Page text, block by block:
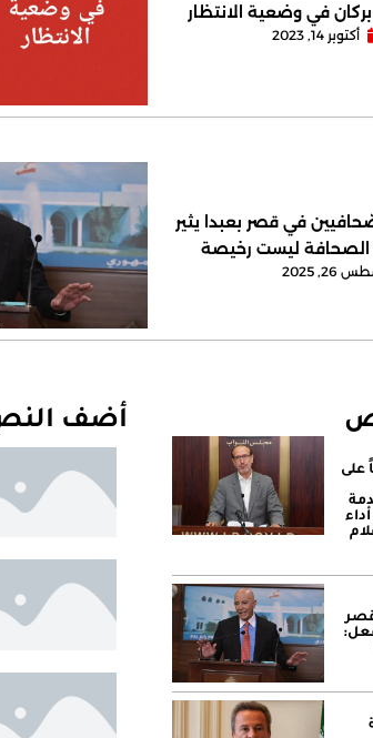
في وضعية الانتظار
أكتوبر 14, 2023
في قصر بعبدا يثير
الصحافة ليست رخيصة
2025
على
فعل:
أضف